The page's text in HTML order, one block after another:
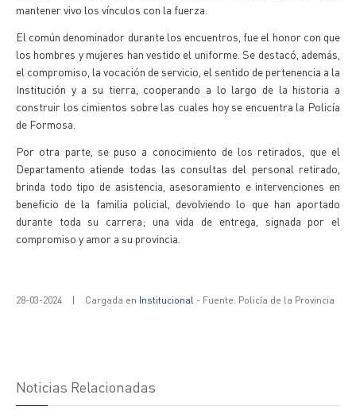
mantener vivo los vínculos con la fuerza.
El común denominador durante los encuentros, fue el honor con que
los hombres y mujeres han vestido el uniforme. Se destacó, además,
el compromiso, la vocación de servicio, el sentido de pertenencia a la
Institución y a su tierra, cooperando a lo largo de la historia a
construir los cimientos sobre las cuales hoy se encuentra la Policía
de Formosa.
Por otra parte, se puso a conocimiento de los retirados, que el
Departamento atiende todas las consultas del personal retirado,
brinda todo tipo de asistencia, asesoramiento e intervenciones en
beneficio de la familia policial, devolviendo lo que han aportado
durante toda su carrera; una vida de entrega, signada por el
compromiso y amor a su provincia.
28-03-2024 | Cargada en Institucional - Fuente: Policía de la Provincia
Noticias Relacionadas